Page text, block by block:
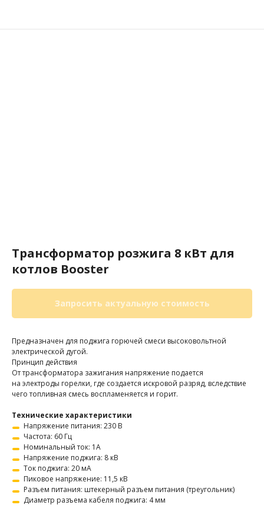
Трансформатор розжига 8 кВт для
котлов Booster
Запросить актуальную стоимость
Предназначен для поджига горючей смеси высоковольтной
электрической дугой.
Принцип действия
От трансформатора зажигания напряжение подается
на электроды горелки, где создается искровой разряд, вследствие
чего топливная смесь воспламеняется и горит.
Технические характеристики
Напряжение питания: 230 В
Частота: 60 Гц
Номинальный ток: 1A
Напряжение поджига: 8 кВ
Ток поджига: 20 мА
Пиковое напряжение: 11,5 кВ
Разъем питания: штекерный разъем питания (треугольник)
Диаметр разъема кабеля поджига: 4 мм